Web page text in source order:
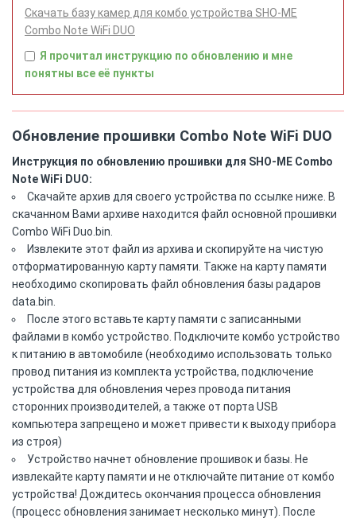
Скачать базу камер для комбо устройства SHO-ME
Combo Note WiFi DUO
Я прочитал инструкцию по обновлению и мне
понятны все её пункты
Обновление прошивки Combo Note WiFi DUO
Инструкция по обновлению прошивки для SHO-ME Combo
Note WiFi DUO:
Скачайте архив для своего устройства по ссылке ниже. В
скачанном Вами архиве находится файл основной прошивки
Combo WiFi Duo.bin.
Извлеките этот файл из архива и скопируйте на чистую
отформатированную карту памяти. Также на карту памяти
необходимо скопировать файл обновления базы радаров
data.bin.
После этого вставьте карту памяти с записанными
файлами в комбо устройство. Подключите комбо устройство
к питанию в автомобиле (необходимо использовать только
провод питания из комплекта устройства, подключение
устройства для обновления через провода питания
сторонних производителей, а также от порта USB
компьютера запрещено и может привести к выходу прибора
из строя)
Устройство начнет обновление прошивок и базы. Не
извлекайте карту памяти и не отключайте питание от комбо
устройства! Дождитесь окончания процесса обновления
(процесс обновления занимает несколько минут). После